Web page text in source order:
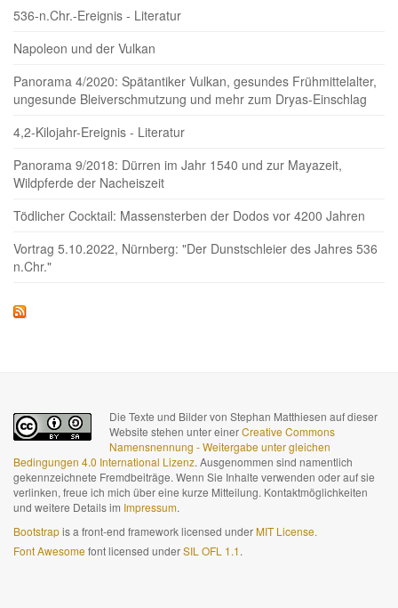
536-n.Chr.-Ereignis - Literatur
Napoleon und der Vulkan
Panorama 4/2020: Spätantiker Vulkan, gesundes Frühmittelalter,
ungesunde Bleiverschmutzung und mehr zum Dryas-Einschlag
4,2-Kilojahr-Ereignis - Literatur
Panorama 9/2018: Dürren im Jahr 1540 und zur Mayazeit,
Wildpferde der Nacheiszeit
Tödlicher Cocktail: Massensterben der Dodos vor 4200 Jahren
Vortrag 5.10.2022, Nürnberg: "Der Dunstschleier des Jahres 536
n.Chr."
Die Texte und Bilder von Stephan Matthiesen auf dieser
Website stehen unter einerCreative Commons
Namensnennung - Weitergabe unter gleichen
Bedingungen 4.0 International Lizenz. Ausgenommen sind namentlich
gekennzeichnete Fremdbeiträge. Wenn Sie Inhalte verwenden oder auf sie
verlinken, freue ich mich über eine kurze Mitteilung. Kontaktmöglichkeiten
und weitere Details im Impressum.
Bootstrapis a front-end framework licensed underMIT License.
Font Awesomefont licensed underSIL OFL 1.1.